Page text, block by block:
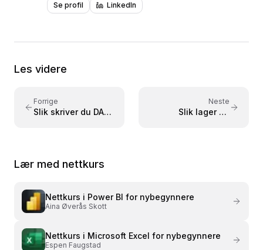
forretningsinnsikt. Underviser i Power BI og SQL på
næringslivet.
Se profil LinkedIn
Les videre
Forrige
Slik skriver du DAX-
Neste
Slik lager du
Lær med nettkurs
Nettkurs i Power BI for nybegynnere
Aina Øverås Skott
Nettkurs i Microsoft Excel for nybegynnere
Espen Faugstad